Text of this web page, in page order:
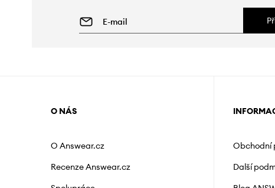
O NÁS
O Answear.cz
Recenze Answear.cz
Obchodní
Další